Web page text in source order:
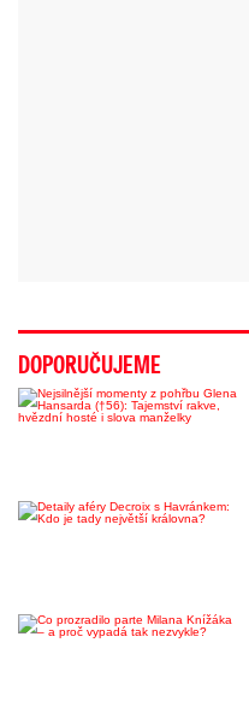
DOPORUČUJEME